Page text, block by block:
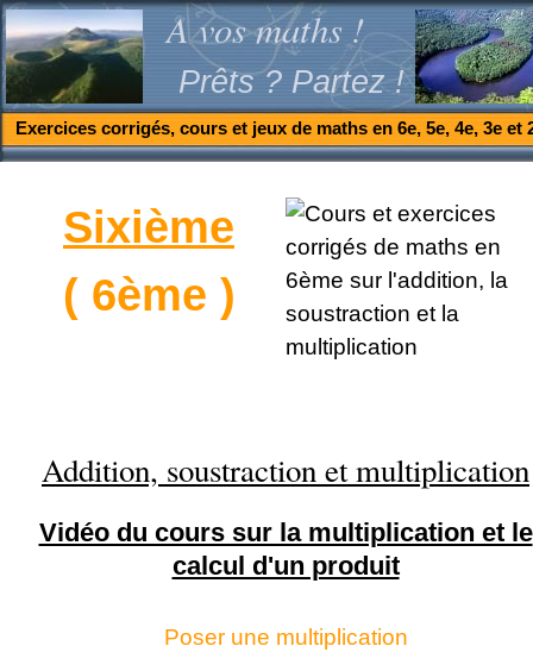
A vos maths !
Prêts ? Partez !
Exercices corrigés, cours et jeux de maths en 6e, 5e, 4e, 3e et
Sixième
( 6ème )
Addition, soustraction et multiplication
Vidéo du cours sur la multiplication et le
calcul d'un produit
Poser une multiplication